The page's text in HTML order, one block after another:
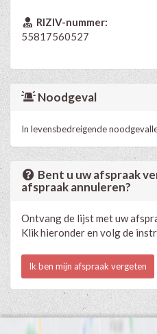
RIZIV-nummer:
55817560527
Noodgeval
In levensbedreigende
Bent u uw afspraak
afspraak annuleren?
Ontvang de lijst met uw
Klik hieronder en volg de
Ik ben mijn afspraak vergeten